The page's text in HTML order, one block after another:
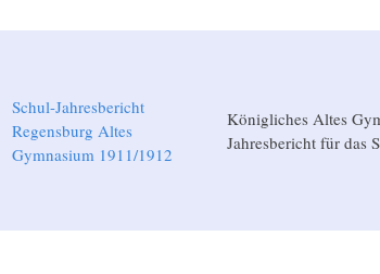
Schul-Jahresbericht
Regensburg Altes
Gymnasium 1911/1912
Königliches Altes
Jahresbericht für das